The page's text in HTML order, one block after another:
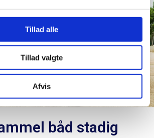
Tillad alle
Tillad valgte
Afvis
båd stadig